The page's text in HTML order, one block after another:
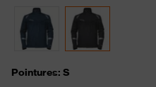
Pointures: S